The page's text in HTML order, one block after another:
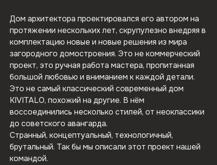
Дом архитектора проектировался его автором на
протяжении нескольких лет, скрупулезно внедряя в
комплектацию новые и новые решения из мира
загородного домостроения. Это не коммерческий
проект, это ручная работа мастера, пропитанная
большой любовью и вниманием к каждой детали.
Это не самый классический современный дом
KIVITALO, похожий на другие. В нём
воссоединились несколько стилей, от неоклассики
до советского авангарда.
Странный, концептуальный, технологичный,
брутальный. Так бы мы описали этот проект нашей
командой.